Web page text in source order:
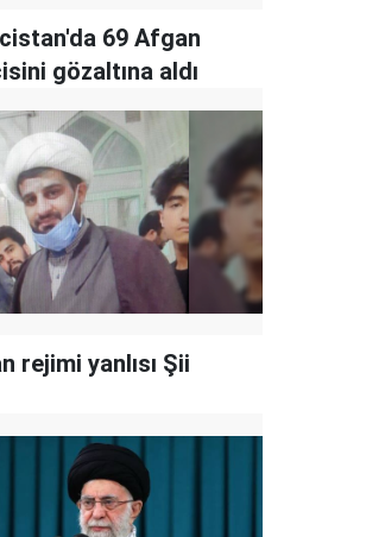
69 Afgan
gözaltına aldı
rejimi yanlısı Şii